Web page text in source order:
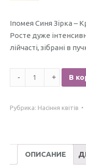
Іпомея Синя Зірка –
Росте дуже
лійчасті, зібрані в
Количество
Іпомея
Зірка
В
Рубрика: Насіння квітів
ОПИСАНИЕ